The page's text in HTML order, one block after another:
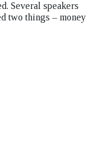
Several speakers
two things – money